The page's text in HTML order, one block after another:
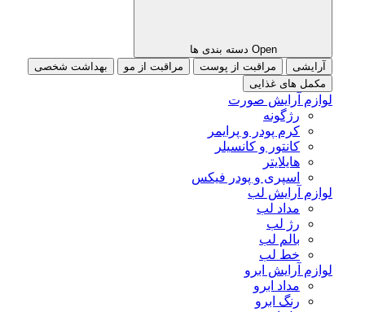
Open دسته بندی ها
آرایشی
مراقبت از پوست مراقبت از مو
بهداشت شخصی
مکمل های غذایی
لوازم آرایش صورت
رژگونه
کرم پودر و پرایمر
کانتور و کانسیلر
هایلایتر
اسپری و پودر فیکس
لوازم آرایش لب
مداد لب
رژ لب
بالم لب
خط لب
لوازم آرایش ابرو
مداد ابرو
رنگ ابرو